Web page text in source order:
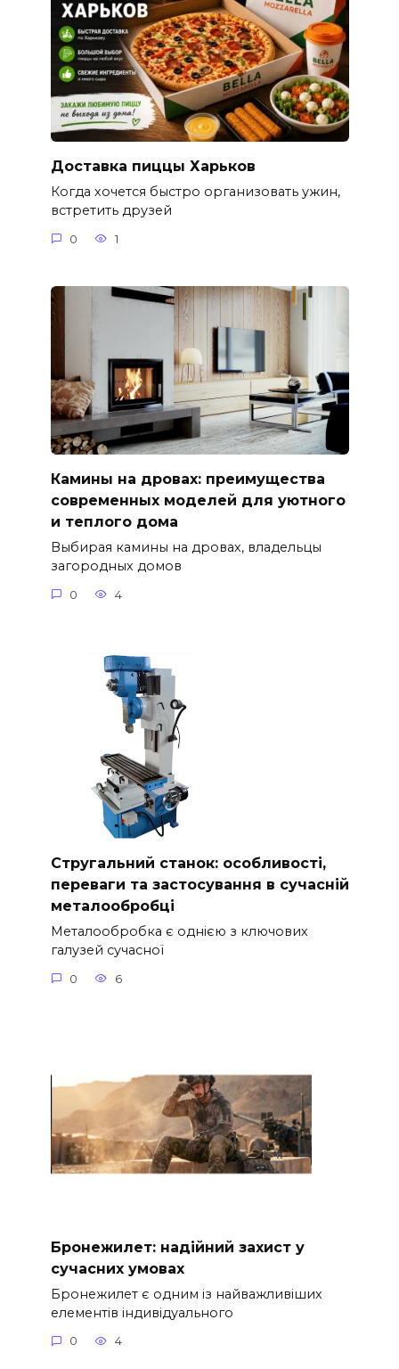
Доставка пиццы Харьков
Когда хочется быстро организовать ужин,
встретить друзей
0 1
Камины на дровах: преимущества
современных моделей для уютного
и теплого дома
Выбирая камины на дровах, владельцы
загородных домов
0 4
Стругальний станок: особливості,
переваги та застосування в сучасній
металообробці
Металообробка є однією з ключових
галузей сучасної
0 6
Бронежилет: надійний захист у
сучасних умовах
Бронежилет є одним із найважливіших
елементів індивідуального
0 4